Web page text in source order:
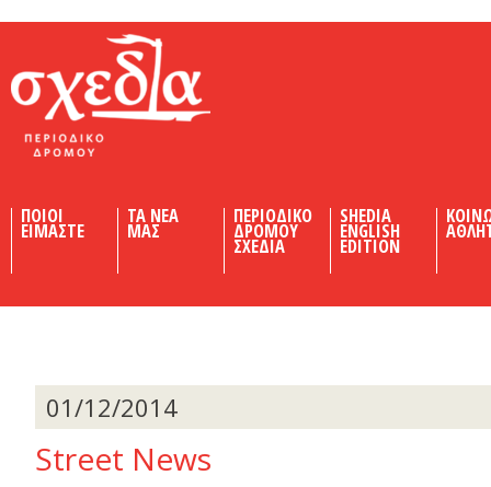
ΠΟΙΟΙ
ΕΙΜΑΣΤΕ
ΤΑ ΝΕΑ
ΜΑΣ
ΠΕΡΙΟΔΙΚΟ
ΔΡΟΜΟΥ
ΣΧΕΔΙΑ
SHEDIA
ENGLISH
EDITION
01/12/2014
Street News